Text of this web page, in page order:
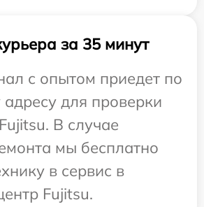
за 35 минут
с опытом приедет по
для проверки
В случае
мы бесплатно
в сервис в
Fujitsu.